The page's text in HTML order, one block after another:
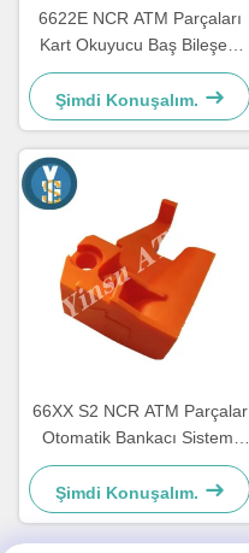
6622E NCR ATM Parçaları
Kart Okuyucu Baş Bileşeni
Yenilenme
Şimdi Konuşalım.
66XX S2 NCR ATM Parçalar
Otomatik Bankacı Sistemi
Donanım Plastik C Geri
Çekici Kilit 4450759179
Şimdi Konuşalım.